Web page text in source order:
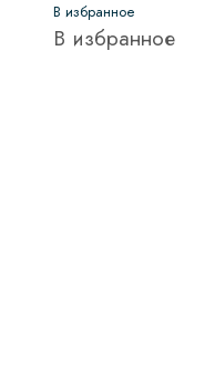
В избранное
В избранное